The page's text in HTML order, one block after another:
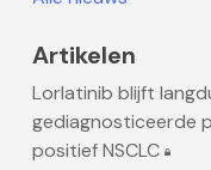
Artikelen
Lorlatinib blijft
gediagnosticeerde
positief NSCLC